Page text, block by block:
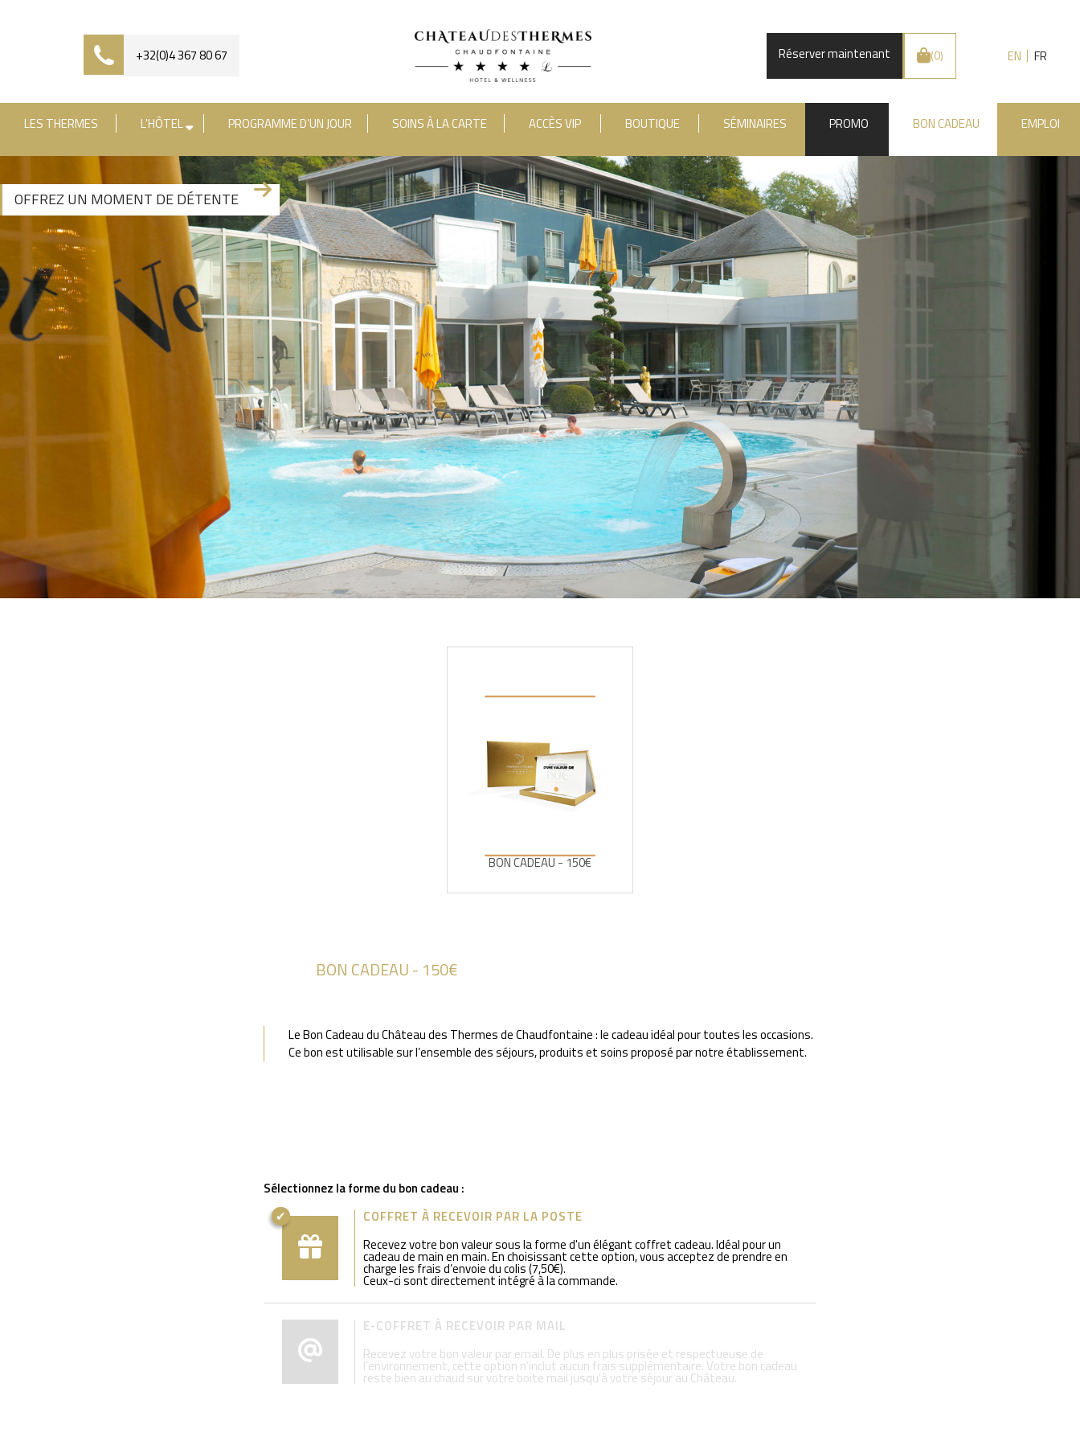
[availability_search category_dropdown="true" category_include="sejour, chambre"]
RUE HAUSTER 9, B-4050 CHAUDFONTAINE
+32(0)4 367 80 67 INFO[AT]CHATEAUDESTHERMES.BE
DÉCOUVREZ NOS PROMOTIONS
+32(0)4 367 80 67 EN FR
Réserver maintenant (0)
LES THERMES L'HÔTEL PROGRAMME D’UN JOUR SOINS À LA CARTE ACCÈS VIP BOUTIQUE SÉMINAIRES PROMO BON CADEAU EMPLOI
OFFREZ UN MOMENT DE DÉTENTE
BON CADEAU - 150€
BON CADEAU - 150€
Le Bon Cadeau du Château des Thermes de Chaudfontaine : le cadeau idéal pour toutes les occasions.
Ce bon est utilisable sur l’ensemble des séjours, produits et soins proposé par notre établissement.
Sélectionnez la forme du bon cadeau :
COFFRET À RECEVOIR PAR LA POSTE
Recevez votre bon valeur sous la forme d'un élégant coffret cadeau. Idéal pour un
cadeau de main en main. En choisissant cette option, vous acceptez de prendre en
charge les frais d’envoie du colis (7,50€).
Ceux-ci sont directement intégré à la commande.
E-COFFRET À RECEVOIR PAR MAIL
Recevez votre bon valeur par email. De plus en plus prisée et respectueuse de
l’environnement, cette option n’inclut aucun frais supplémentaire. Votre bon cadeau
reste bien au chaud sur votre boite mail jusqu’à votre séjour au Château.